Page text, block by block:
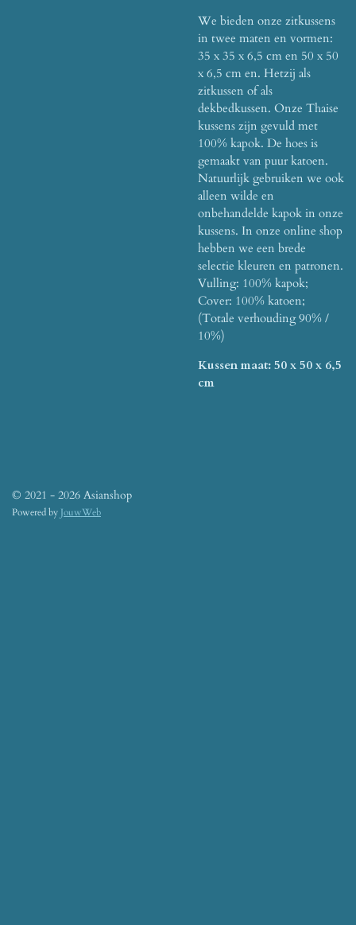
We bieden onze zitkussens
in twee maten en vormen:
35 x 35 x 6,5 cm en 50 x 50
x 6,5 cm en. Hetzij als
zitkussen of als
dekbedkussen. Onze Thaise
kussens zijn gevuld met
100% kapok. De hoes is
gemaakt van puur katoen.
Natuurlijk gebruiken we ook
alleen wilde en
onbehandelde kapok in onze
kussens. In onze online shop
hebben we een brede
selectie kleuren en patronen.
Vulling: 100% kapok;
Cover: 100% katoen;
(Totale verhouding 90% /
10%)
Kussen maat: 50 x 50 x 6,5
cm
© 2021 - 2026 Asianshop
Powered by JouwWeb